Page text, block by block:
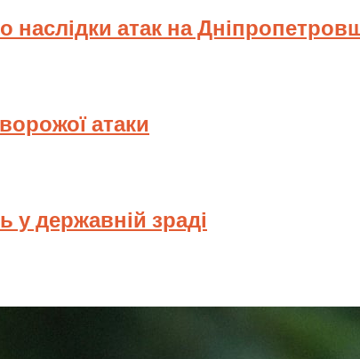
атак на
атаки
у державній зраді